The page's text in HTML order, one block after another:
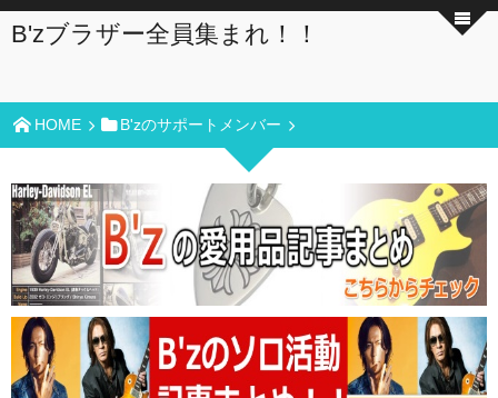
B'zブラザー全員集まれ！！
HOME B'zのサポートメンバー